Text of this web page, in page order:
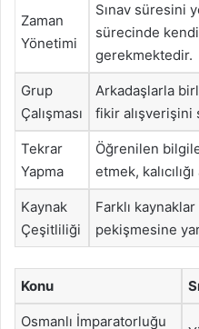
Zaman
Yönetimi
Sınav süresini
sürecinde
gerekmektedir.
Grup
Çalışması
Arkadaşlarla
fikir alışverişini
Tekrar
Yapma
Öğrenilen
etmek, kalıcılığı
Kaynak
Çeşitliliği
Farklı
pekişmesine
Konu
Osmanlı İmparatorluğu